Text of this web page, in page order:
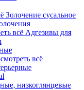
Золочение сусальное
всё Адгезивы для
всё
низкоглянцевые